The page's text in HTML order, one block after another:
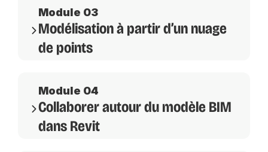
Module 03
Modélisation à partir d’un nuage
de points
Module 04
Collaborer autour du modèle BIM
dans Revit